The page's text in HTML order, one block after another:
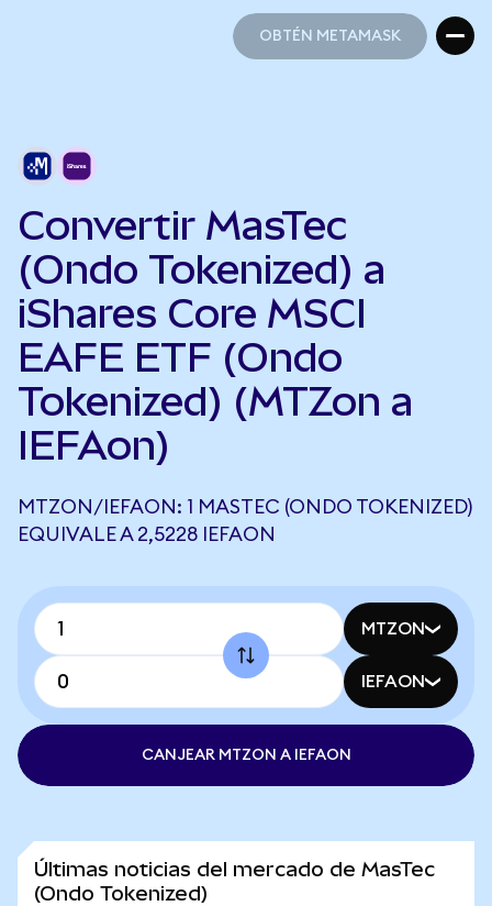
OBTÉN METAMASK
Convertir MasTec
(Ondo Tokenized) a
iShares Core MSCI
EAFE ETF (Ondo
Tokenized) (MTZon a
IEFAon)
MTZON/IEFAON: 1 MASTEC (ONDO TOKENIZED)
EQUIVALE A 2,5228 IEFAON
MTZON
IEFAON
CANJEAR MTZON A IEFAON
Últimas noticias del mercado de MasTec
(Ondo Tokenized)